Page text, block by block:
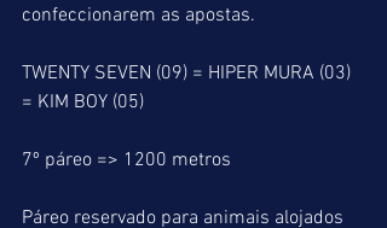
confeccionarem as apostas.
TWENTY SEVEN (09) = HIPER MURA (03)
= KIM BOY (05)
7º páreo => 1200 metros
Páreo reservado para animais alojados